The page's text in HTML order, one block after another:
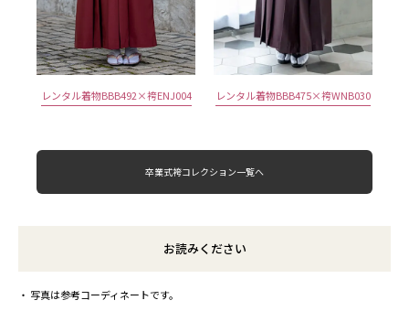
レンタル着物BBB492×袴ENJ004 レンタル着物BBB475×袴WNB030
卒業式袴コレクション一覧へ
お読みください
写真は参考コーディネートです。